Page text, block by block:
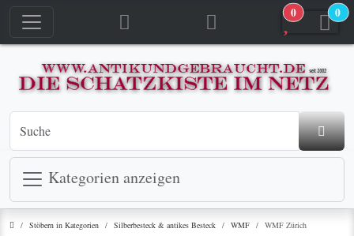
0 0
Kategorien anzeigen
StartseiteStöbern in Kategorien Silberbesteck & antikes Besteck WMF WMF Zürich